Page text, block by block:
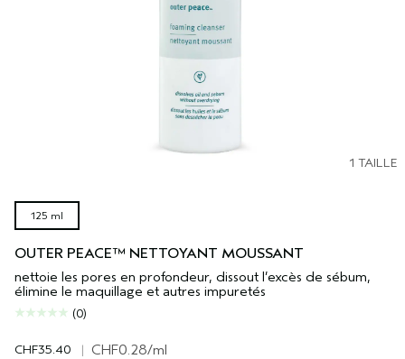
1 TAILLE
125 ml
OUTER PEACE™ NETTOYANT MOUSSANT
nettoie les pores en profondeur, dissout l’excès de sébum,
élimine le maquillage et autres impuretés
(0)
CHF35.40 | CHF0.28/ml